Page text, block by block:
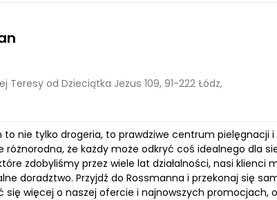
Teresy od Dzieciątka Jezus 109, 91-222 Łódz,
to nie tylko drogeria, to prawdziwe centrum pielęgnacji
różnorodna, że każdy może odkryć coś idealnego dla
zdobyliśmy przez wiele lat działalności, nasi
doradztwo. Przyjdź do Rossmanna i przekonaj się
się więcej o naszej ofercie i najnowszych promocjach,